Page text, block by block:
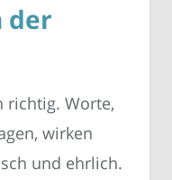
der
richtig. Worte,
wirken
und ehrlich.